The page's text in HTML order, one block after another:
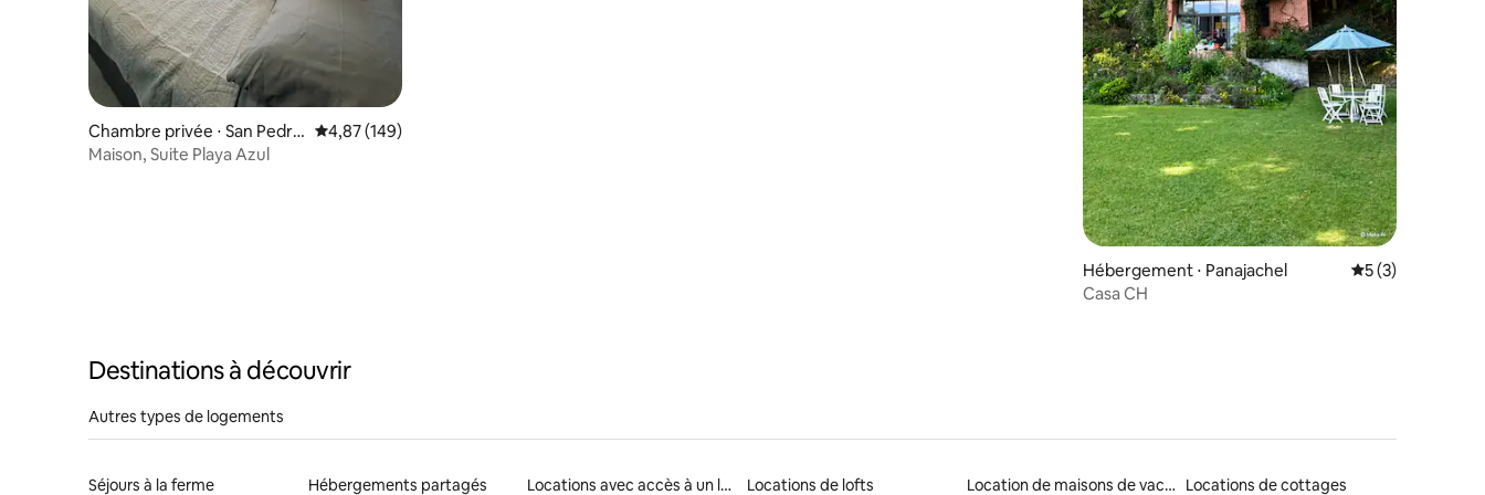
demande.
Chambre privée ⋅ San Pedro
La Laguna
Évaluation moyenne sur la base de 149 commentaires : 4,87 sur 5
4,87 (149)
Maison, Suite Playa Azul
Hébergement ⋅ Panajachel Évaluation
5 (3)
Casa CH
Destinations à découvrir
Autres types de logements
Séjours à la ferme
Hébergements partagés
Locations avec accès à un lac
Locations de lofts
Location de maisons de vacances Locations de cottages